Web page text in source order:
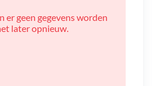
er geen gegevens worden
later opnieuw.